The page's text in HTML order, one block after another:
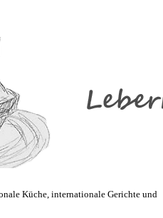
Küche, internationale Gerichte und